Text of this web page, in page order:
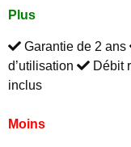
Plus
Garantie de 2 ans
d’utilisation
Débit
inclus
Moins